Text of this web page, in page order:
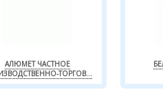
АЛЮМЕТ ЧАСТНОЕ
ТОРГОВ...